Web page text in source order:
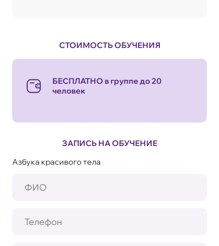
СТОИМОСТЬ ОБУЧЕНИЯ
БЕСПЛАТНО в группе до 20
человек
ЗАПИСЬ НА ОБУЧЕНИЕ
Азбука красивого тела